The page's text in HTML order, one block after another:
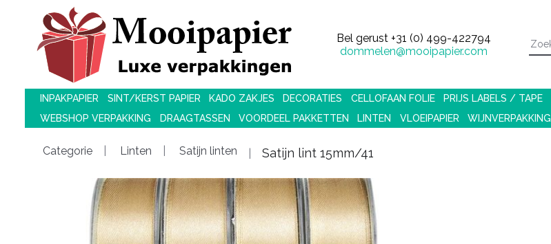
Bel gerust +31 (0) 499-422794
dommelen@mooipapier.com
INPAKPAPIER SINT/KERST PAPIER KADO ZAKJES DECORATIES CELLOFAAN FOLIE PRIJS LABELS / TAPE
WEBSHOP VERPAKKING
DRAAGTASSEN VOORDEEL PAKKETTEN LINTEN VLOEIPAPIER WIJNVERPAKKING
Categorie Linten Satijn linten Satijn lint 15mm/41